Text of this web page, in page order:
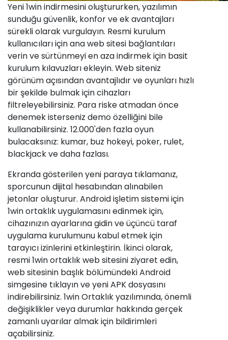
Yeni 1win indirmesini oluştururken, yazılımın
sunduğu güvenlik, konfor ve ek avantajları
sürekli olarak vurgulayın. Resmi kurulum
kullanıcıları için ana web sitesi bağlantıları
verin ve sürtünmeyi en aza indirmek için basit
kurulum kılavuzları ekleyin. Web siteniz
görünüm açısından avantajlıdır ve oyunları hızlı
bir şekilde bulmak için cihazları
filtreleyebilirsiniz. Para riske atmadan önce
denemek isterseniz demo özelliğini bile
kullanabilirsiniz. 12.000'den fazla oyun
bulacaksınız: kumar, buz hokeyi, poker, rulet,
blackjack ve daha fazlası.
Ekranda gösterilen yeni paraya tıklamanız,
sporcunun dijital hesabından alınabilen
jetonlar oluşturur. Android işletim sistemi için
1win ortaklık uygulamasını edinmek için,
cihazınızın ayarlarına gidin ve üçüncü taraf
uygulama kurulumunu kabul etmek için
tarayıcı izinlerini etkinleştirin. İkinci olarak,
resmi 1win ortaklık web sitesini ziyaret edin,
web sitesinin başlık bölümündeki Android
simgesine tıklayın ve yeni APK dosyasını
indirebilirsiniz. 1win Ortaklık yazılımında, önemli
değişiklikler veya durumlar hakkında gerçek
zamanlı uyarılar almak için bildirimleri
açabilirsiniz.